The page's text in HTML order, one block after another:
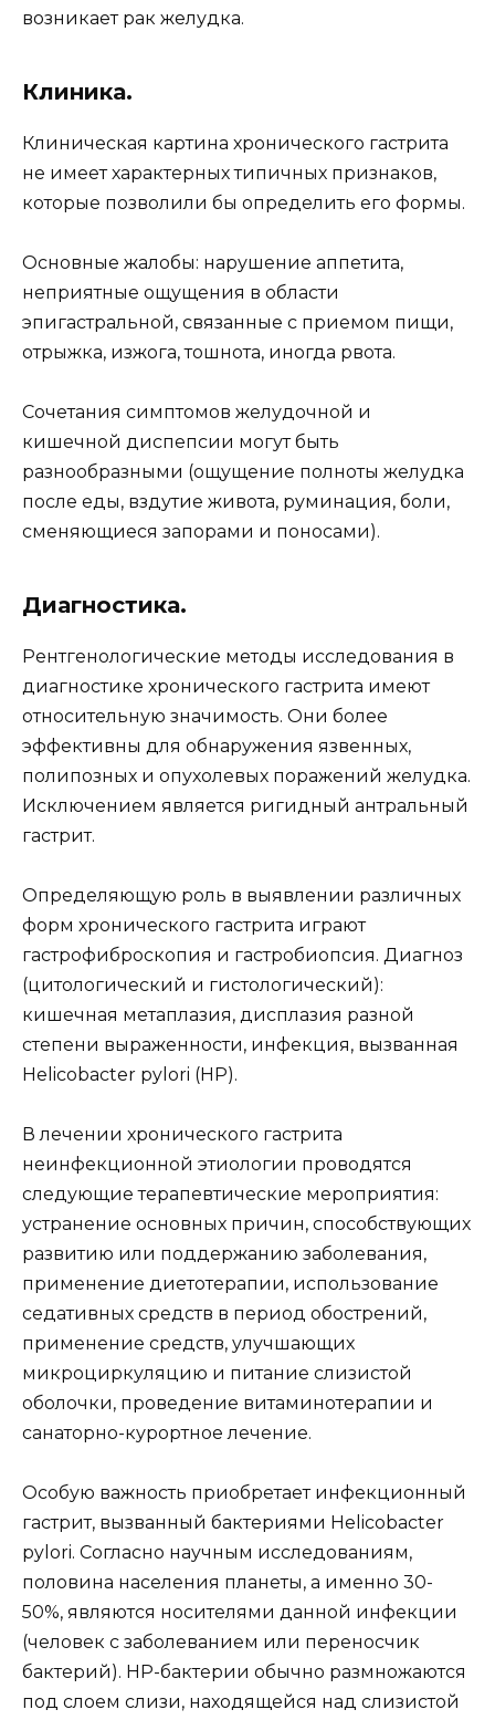
возникает рак желудка.
Клиника.
Клиническая картина хронического гастрита
не имеет характерных типичных признаков,
которые позволили бы определить его формы.
Основные жалобы: нарушение аппетита,
неприятные ощущения в области
эпигастральной, связанные с приемом пищи,
отрыжка, изжога, тошнота, иногда рвота.
Сочетания симптомов желудочной и
кишечной диспепсии могут быть
разнообразными (ощущение полноты желудка
после еды, вздутие живота, руминация, боли,
сменяющиеся запорами и поносами).
Диагностика.
Рентгенологические методы исследования в
диагностике хронического гастрита имеют
относительную значимость. Они более
эффективны для обнаружения язвенных,
полипозных и опухолевых поражений желудка.
Исключением является ригидный антральный
гастрит.
Определяющую роль в выявлении различных
форм хронического гастрита играют
гастрофиброскопия и гастробиопсия. Диагноз
(цитологический и гистологический):
кишечная метаплазия, дисплазия разной
степени выраженности, инфекция, вызванная
Helicobacter pylori (HP).
В лечении хронического гастрита
неинфекционной этиологии проводятся
следующие терапевтические мероприятия:
устранение основных причин, способствующих
развитию или поддержанию заболевания,
применение диетотерапии, использование
седативных средств в период обострений,
применение средств, улучшающих
микроциркуляцию и питание слизистой
оболочки, проведение витаминотерапии и
санаторно-курортное лечение.
Особую важность приобретает инфекционный
гастрит, вызванный бактериями Helicobacter
pylori. Согласно научным исследованиям,
половина населения планеты, а именно 30-
50%, являются носителями данной инфекции
(человек с заболеванием или переносчик
бактерий). HP-бактерии обычно размножаются
под слоем слизи, находящейся над слизистой